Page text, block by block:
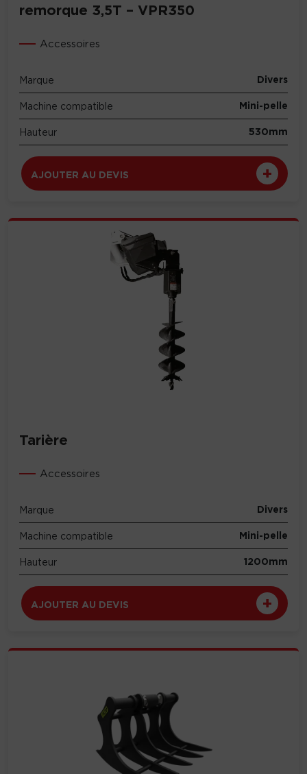
remorque 3,5T – VPR350
Accessoires
Marque Divers
Machine compatible Mini-pelle
Hauteur 530mm
AJOUTER AU DEVIS
Tarière
Accessoires
Marque Divers
Machine compatible Mini-pelle
Hauteur 1200mm
AJOUTER AU DEVIS